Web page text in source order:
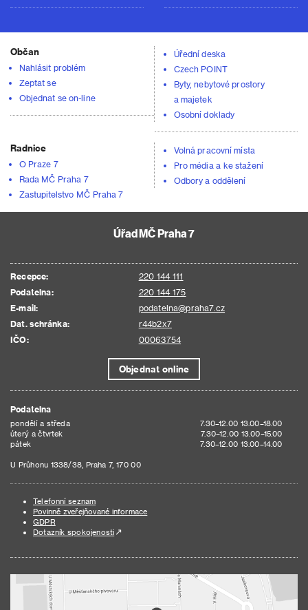
Občan
Nahlásit problém
Zeptat se
Objednat se on-line
Úřední deska
Czech POINT
Byty, nebytové prostory
a majetek
Osobní doklady
Radnice
O Praze 7
Rada MČ Praha 7
Zastupitelstvo MČ Praha 7
Volná pracovní místa
Pro média a ke stažení
Odbory a oddělení
Úřad MČ Praha 7
Recepce:
220 144 111
Podatelna:
220 144 175
E-mail:
podatelna@praha7.cz
Dat. schránka:
r44b2x7
IČO:
00063754
Objednat online
Podatelna
pondělí a středa
7.30–12.00 13.00–18.00
úterý a čtvrtek
7.30–12.00 13.00–15.00
pátek
7.30–12.00 13.00–14.00
U Průhonu 1338/38, Praha 7, 170 00
Telefonní seznam
Povinně zveřejňované informace
GDPR
Dotazník spokojenosti